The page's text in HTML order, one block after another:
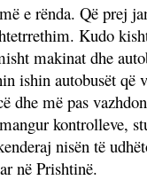
e rënda. Që prej
Kudo
makinat dhe
ishin autobusët që
dhe më pas
kontrolleve,
nisën të
në Prishtinë.